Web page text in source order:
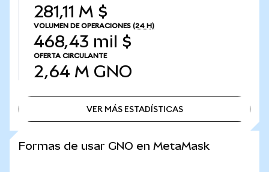
281,11 M $
VOLUMEN DE OPERACIONES (24 H)
468,43 mil $
OFERTA CIRCULANTE
2,64 M GNO
VER MÁS ESTADÍSTICAS
Formas de usar GNO en MetaMask